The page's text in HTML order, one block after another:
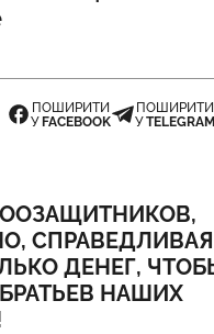
ПОШИРИТИ
У FACEBOOK
ПОШИРИТИ
УTELEGRAM
ДЕНЕГ,
НАШИХ